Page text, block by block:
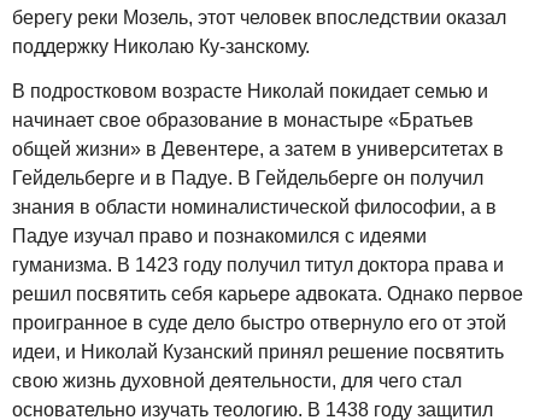
берегу реки Мозель, этот человек впоследствии оказал
поддержку Николаю Ку-занскому.
В подростковом возрасте Николай покидает семью и
начинает свое образование в монастыре «Братьев
общей жизни» в Девентере, а затем в университетах в
Гейдельберге и в Падуе. В Гейдельберге он получил
знания в области номиналистической философии, а в
Падуе изучал право и познакомился с идеями
гуманизма. В 1423 году получил титул доктора права и
решил посвятить себя карьере адвоката. Однако первое
проигранное в суде дело быстро отвернуло его от этой
идеи, и Николай Кузанский принял решение посвятить
свою жизнь духовной деятельности, для чего стал
основательно изучать теологию. В 1438 году защитил